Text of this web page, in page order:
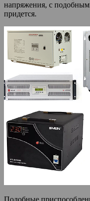
напряжения, с
придется.
Подобные